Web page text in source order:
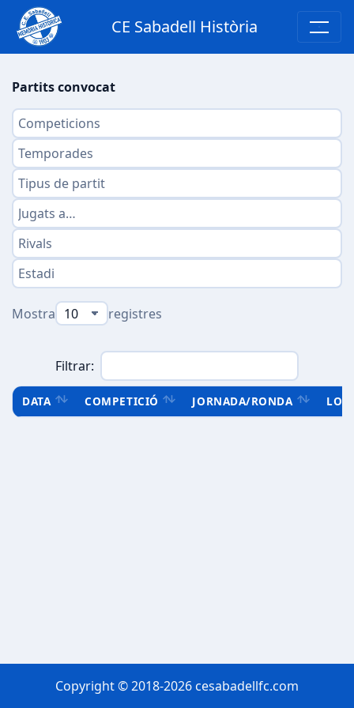
CE Sabadell Història
Partits convocat
Mostra registres
Filtrar:
DATA COMPETICIÓ JORNADA/RONDA
Copyright © 2018-2026 cesabadellfc.com